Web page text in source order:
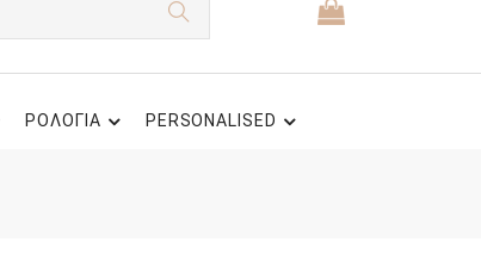
ΡΟΛΟΓΙΑ PERSONALISED